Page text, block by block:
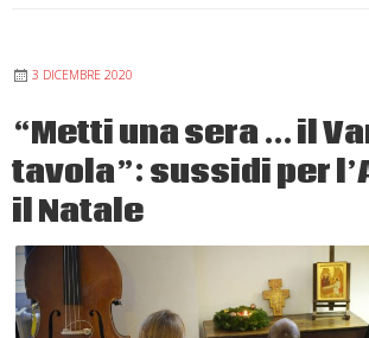
3 DICEMBRE 2020
“Metti una sera … il
tavola”: sussidi per
il Natale